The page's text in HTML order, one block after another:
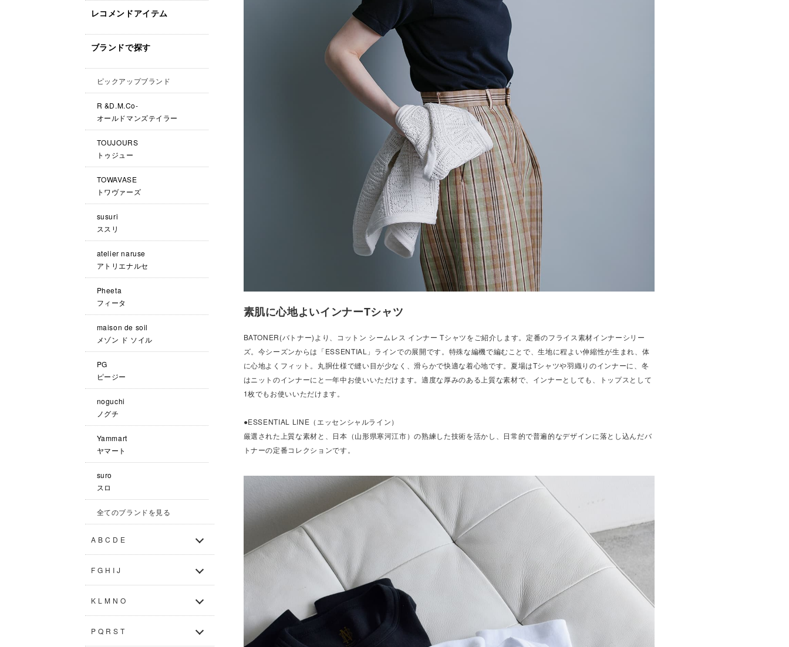
レコメンドアイテム
ブランドで探す
ピックアップブランド
R &D.M.Co-
オールドマンズテイラー
TOUJOURS
トゥジュー
TOWAVASE
トワヴァーズ
susuri
ススリ
atelier naruse
アトリエナルセ
Pheeta
フィータ
maison de soil
メゾン ド ソイル
PG
ピージー
noguchi
ノグチ
Yammart
ヤマート
suro
スロ
全てのブランドを見る
A B C D E
F G H I J
K L M N O
P Q R S T
素肌に心地よいインナーTシャツ
BATONER(バトナー)より、コットン シームレス インナー Tシャツをご紹介します。定番のフライス素材インナーシリー
ズ。今シーズンからは「ESSENTIAL」ラインでの展開です。特殊な編機で編むことで、生地に程よい伸縮性が生まれ、体
に心地よくフィット。丸胴仕様で縫い目が少なく、滑らかで快適な着心地です。夏場はTシャツや羽織りのインナーに、冬
はニットのインナーにと一年中お使いいただけます。適度な厚みのある上質な素材で、インナーとしても、トップスとして
1枚でもお使いいただけます。
●ESSENTIAL LINE（エッセンシャルライン）
厳選された上質な素材と、日本（山形県寒河江市）の熟練した技術を活かし、日常的で普遍的なデザインに落とし込んだバ
トナーの定番コレクションです。